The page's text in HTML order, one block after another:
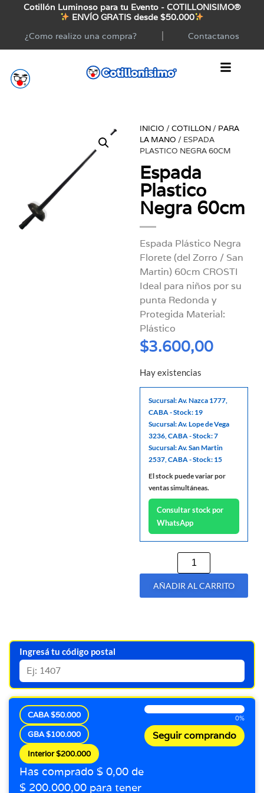
Cotillón Luminoso para tu Evento - COTILLONISIMO®
ENVÍO GRATIS desde $50.000
¿Como realizo una compra?
Contactanos
INICIO /COTILLON / PARA
LA MANO / ESPADA
PLASTICO NEGRA 60CM
Espada
Plastico
Negra 60cm
Espada Plástico Negra
Florete (del Zorro / San
Martin) 60cm CROSTI
Ideal para niños por su
punta Redonda y
Protegida Material:
Plástico
$3.600,00
Hay existencias
Sucursal: Av. Nazca 1777,
CABA - Stock: 19
Sucursal: Av. Lope de Vega
3236, CABA - Stock: 7
Sucursal: Av. San Martin
2537, CABA - Stock: 15
El stock puede variar por
ventas simultáneas.
Consultar stock por
WhatsApp
AÑADIR AL CARRITO
Ingresá tu código postal
CABA $50.000
GBA $100.000
Interior $200.000
Has comprado $ 0,00 de
$ 200.000,00 para tener
0%
Seguir comprando